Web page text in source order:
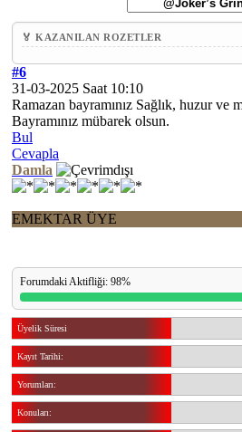
🏅 KAZANILAN ROZETLER
#6
31-03-2025 Saat 10:10
Ramazan bayramınız Sağlık, huzur ve
Bayramınız mübarek olsun.
Bul
Cevapla
Damla
EMEKTAR ÜYE
Forumdaki Aktifliği: 98%
Üyelik Süresi
Kayıt Tarihi:
Yorumları:
Konuları: